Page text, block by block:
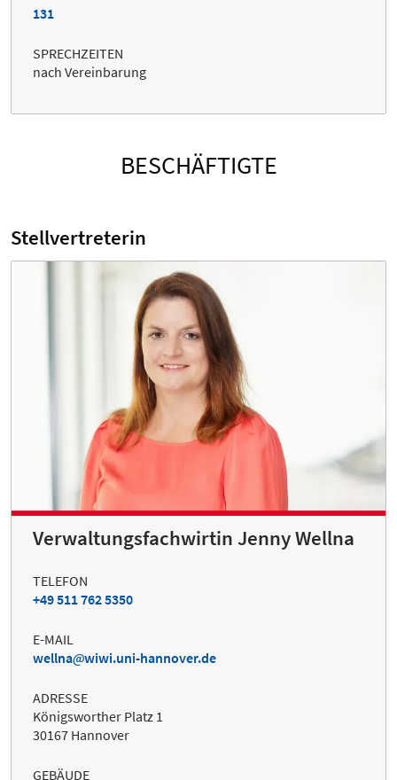
131
SPRECHZEITEN
nach Vereinbarung
BESCHÄFTIGTE
Stellvertreterin
Verwaltungsfachwirtin Jenny Wellna
TELEFON
+49 511 762 5350
E-MAIL
wellna
wiwi.uni-hannover.de
ADRESSE
Königsworther Platz 1
30167 Hannover
GEBÄUDE